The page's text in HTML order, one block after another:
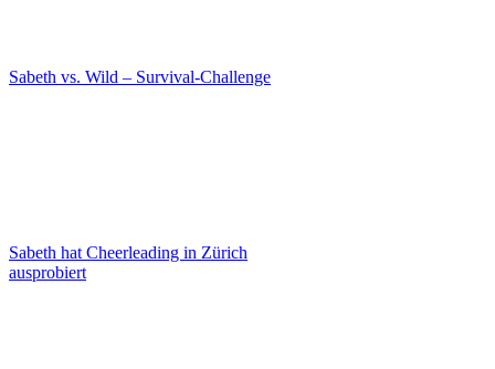
Sabeth vs. Wild – Survival-Challenge
Sabeth hat Cheerleading in Zürich
ausprobiert